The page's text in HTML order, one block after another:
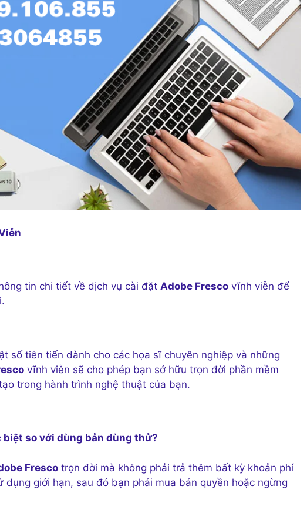
tin chi tiết về dịch vụ cài đặt Adobe Fresco vĩnh viễn để
số tiên tiến dành cho các họa sĩ chuyên nghiệp và những
vĩnh viễn sẽ cho phép bạn sở hữu trọn đời phần mềm
trong hành trình nghệ thuật của bạn.
biệt so với dùng bản dùng thử?
Fresco trọn đời mà không phải trả thêm bất kỳ khoản phí
giới hạn, sau đó bạn phải mua bản quyền hoặc ngừng